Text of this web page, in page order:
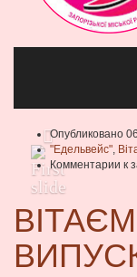
Опубликовано
"Едельвейс",
Комментарии к